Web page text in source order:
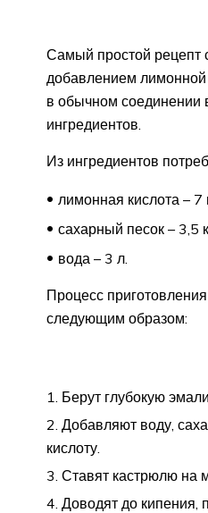
Самый простой рецепт
добавлением лимонной
в обычном соединении
ингредиентов.
Из ингредиентов
лимонная кислота – 7
сахарный песок – 3,5
вода – 3 л.
Процесс
следующим образом:
Берут глубокую
Добавляют воду,
кислоту.
Ставят кастрюлю на
Доводят до кипения,